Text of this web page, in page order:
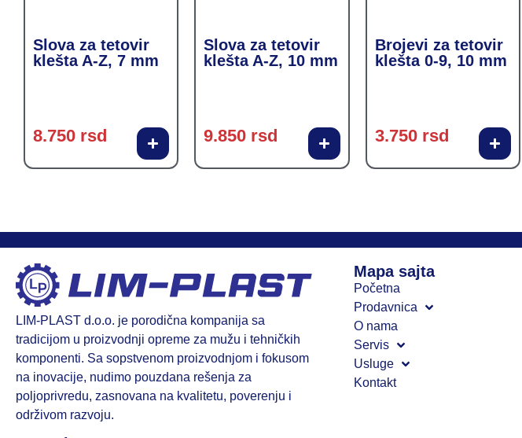
Slova za tetovir
klešta A-Z, 7 mm
8.750 rsd
Slova za tetovir
klešta A-Z, 10 mm
9.850 rsd
Brojevi za tetovir
klešta 0-9, 10 mm
3.750 rsd
LIM-PLAST d.o.o. je porodična kompanija sa
tradicijom u proizvodnji opreme za mužu i tehničkih
komponenti. Sa sopstvenom proizvodnjom i fokusom
na inovacije, nudimo pouzdana rešenja za
poljoprivredu, zasnovana na kvalitetu, poverenju i
održivom razvoju.
Mapa sajta
Početna
Prodavnica
O nama
Servis
Usluge
Kontakt